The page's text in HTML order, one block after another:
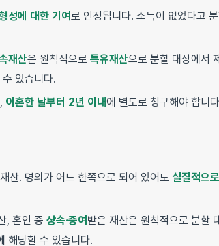
성에 대한 기여로 인정됩니다. 소득이 없었다고
재산은 원칙적으로 특유재산으로 분할 대상에서
있습니다.
이혼한 날부터 2년 이내에 별도로 청구해야 합니
산. 명의가 어느 한쪽으로 되어 있어도 실질적으
, 혼인 중 상속·증여 받은 재산은 원칙적으로 분할
해당할 수 있습니다.